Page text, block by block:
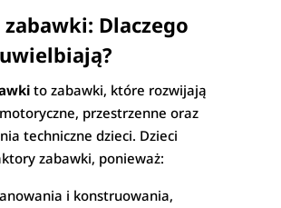
Dlaczego
to zabawki, które rozwijają
przestrzenne oraz
techniczne dzieci. Dzieci
zabawki, ponieważ:
i konstruowania,